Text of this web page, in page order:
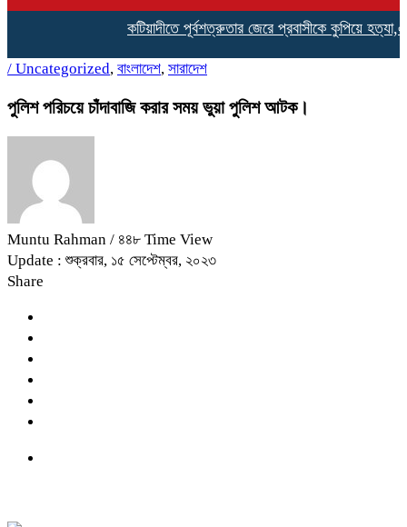
কটিয়াদীতে পূর্বশত্রুতার জেরে প্রবাসীকে কুপিয়ে
/ Uncategorized, বাংলাদেশ, সারাদেশ
পুলিশ পরিচয়ে চাঁদাবাজি করার সময় ভুয়া পুলিশ আটক।
Muntu Rahman / ৪৪৮ Time View
Update : শুক্রবার, ১৫ সেপ্টেম্বর, ২০২৩
Share